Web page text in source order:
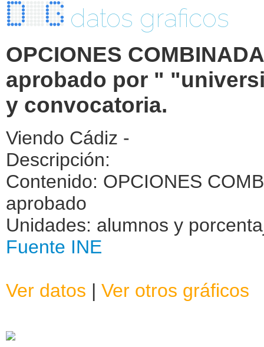
datos graficos
OPCIONES
aprobado por "
y convocatoria.
Viendo Cádiz -
Descripción:
Contenido: OPCIONES
aprobado
Unidades: alumnos y
Fuente INE
Ver datos | Ver otros gráficos